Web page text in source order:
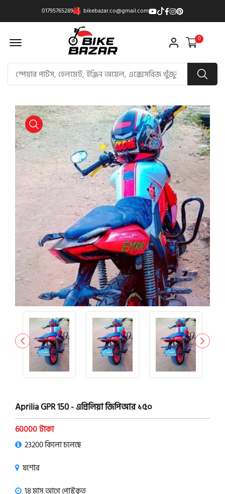
01795765289 bikebazar.co@gmail.com
Offcanvas Menu Open 0
product view
Aprilia GPR 150 - এপ্রিলিয়া জিপিআর ১৫০
60000 টাকা
23200 কিলো চলেছে
যশোর
18 মাস আগে পোস্টকৃত